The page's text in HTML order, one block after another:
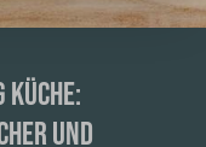
KÜCHE:
UND